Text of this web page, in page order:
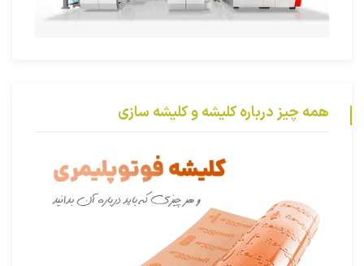
همه چیز درباره کلیشه و کلیشه سازی